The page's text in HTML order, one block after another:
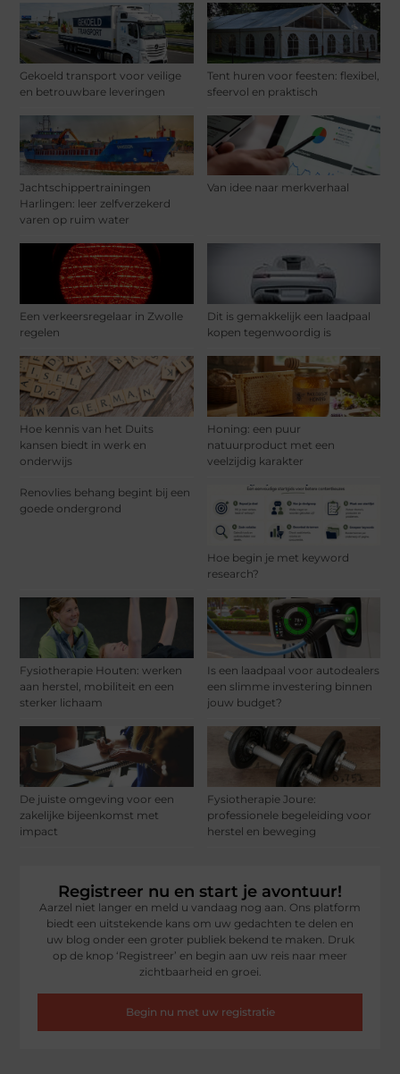
Gekoeld transport voor veilige
en betrouwbare leveringen
Tent huren voor feesten: flexibel,
sfeervol en praktisch
Jachtschippertrainingen
Harlingen: leer zelfverzekerd
varen op ruim water
Van idee naar merkverhaal
Een verkeersregelaar in Zwolle
regelen
Dit is gemakkelijk een laadpaal
kopen tegenwoordig is
Hoe kennis van het Duits
kansen biedt in werk en
onderwijs
Honing: een puur
natuurproduct met een
veelzijdig karakter
Renovlies behang begint bij een
goede ondergrond
Hoe begin je met keyword
research?
Fysiotherapie Houten: werken
aan herstel, mobiliteit en een
sterker lichaam
Is een laadpaal voor autodealers
een slimme investering binnen
jouw budget?
De juiste omgeving voor een
zakelijke bijeenkomst met
impact
Fysiotherapie Joure:
professionele begeleiding voor
herstel en beweging
Registreer nu en start je avontuur!
Aarzel niet langer en meld u vandaag nog aan. Ons platform
biedt een uitstekende kans om uw gedachten te delen en
uw blog onder een groter publiek bekend te maken. Druk
op de knop ‘Registreer’ en begin aan uw reis naar meer
zichtbaarheid en groei.
Begin nu met uw registratie